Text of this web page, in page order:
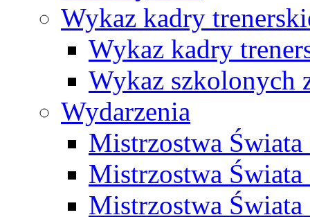
Wykaz kadry
Wykaz kadry
Wykaz szkolonych
Wydarzenia
Mistrzostwa
Mistrzostwa
Mistrzostwa